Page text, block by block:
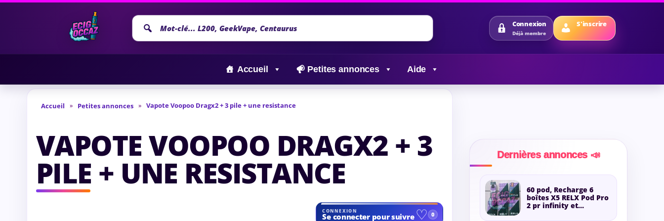
Recherche
annonce
Connexion
Déjà membre
S'inscrire
Accueil Petites annonces Aide
Accueil » Petites annonces » Vapote Voopoo Dragx2 + 3 pile + une resistance
VAPOTE VOOPOO DRAGX2 + 3
PILE + UNE RESISTANCE Dernières annonces 📣
60 pod, Recharge 6
boîtes X5 RELX Pod Pro
2 pr infinity et